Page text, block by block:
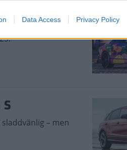
Data Access Privacy Policy
– men